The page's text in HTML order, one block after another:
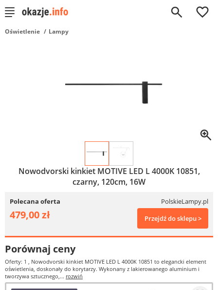
0
Oświetlenie Lampy
Nowodvorski kinkiet MOTIVE LED L 4000K 10851,
czarny, 120cm, 16W
Polecana oferta PolskieLampy.pl
479,00 zł Przejdź do sklepu >
Porównaj ceny
Oferty: 1 , Nowodvorski kinkiet MOTIVE LED L 4000K 10851 to elegancki element
oświetlenia, doskonały do korytarzy. Wykonany z lakierowanego aluminium i
tworzywa sztucznego,... rozwiń